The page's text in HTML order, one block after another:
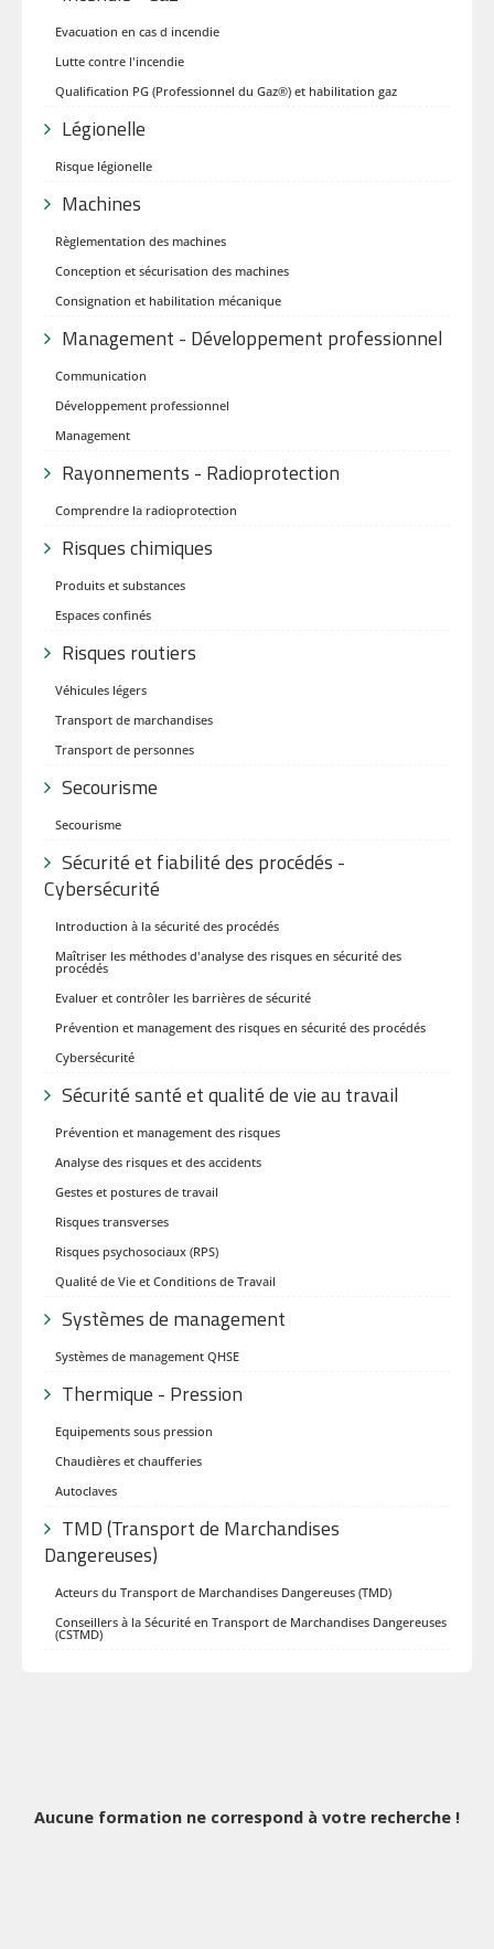
Evacuation en cas d incendie
Lutte contre l'incendie
Qualification PG (Professionnel du Gaz®) et habilitation gaz
Légionelle
Risque légionelle
Machines
Règlementation des machines
Conception et sécurisation des machines
Consignation et habilitation mécanique
Management - Développement professionnel
Communication
Développement professionnel
Management
Rayonnements - Radioprotection
Comprendre la radioprotection
Risques chimiques
Produits et substances
Espaces confinés
Risques routiers
Véhicules légers
Transport de marchandises
Transport de personnes
Secourisme
Secourisme
Sécurité et fiabilité des procédés -
Cybersécurité
Introduction à la sécurité des procédés
Maîtriser les méthodes d'analyse des risques en sécurité des
procédés
Evaluer et contrôler les barrières de sécurité
Prévention et management des risques en sécurité des procédés
Cybersécurité
Sécurité santé et qualité de vie au travail
Prévention et management des risques
Analyse des risques et des accidents
Gestes et postures de travail
Risques transverses
Risques psychosociaux (RPS)
Qualité de Vie et Conditions de Travail
Systèmes de management
Systèmes de management QHSE
Thermique - Pression
Equipements sous pression
Chaudières et chaufferies
Autoclaves
TMD (Transport de Marchandises
Dangereuses)
Acteurs du Transport de Marchandises Dangereuses (TMD)
Conseillers à la Sécurité en Transport de Marchandises Dangereuses
(CSTMD)
Aucune formation ne correspond à votre recherche !